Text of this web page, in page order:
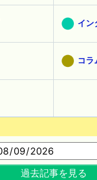
イン
コラ
過去記事を見る